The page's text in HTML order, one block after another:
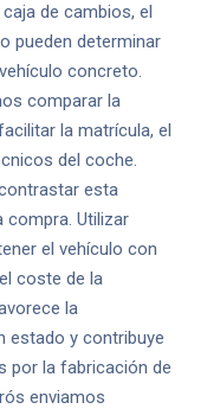
de cambios, el
pueden determinar
concreto.
comparar la
la matrícula, el
del coche.
esta
Utilizar
el vehículo con
coste de la
la
estado y contribuye
por la fabricación de
enviamos